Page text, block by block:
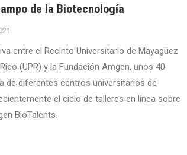
de la Biotecnología
entre el Recinto Universitario de Mayagüez
(UPR) y la Fundación Amgen, unos 40
de diferentes centros universitarios de
el ciclo de talleres en línea sobre
BioTalents.